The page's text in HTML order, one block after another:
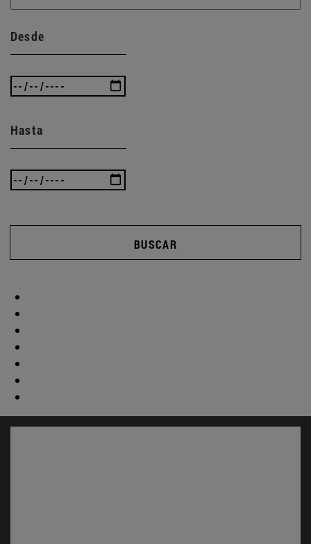
Desde
Hasta
BUSCAR